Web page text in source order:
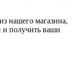
нашего магазина,
и получить ваши